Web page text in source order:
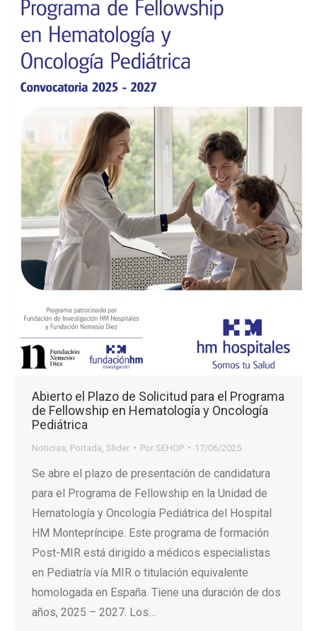
Abierto el Plazo de Solicitud para el Programa
de Fellowship en Hematología y Oncología
Pediátrica
Noticias Portada Slider Por SEHOP 17/06/2025
Se abre el plazo de presentación de candidatura
para el Programa de Fellowship en la Unidad de
Hematología y Oncología Pediátrica del Hospital
HM Montepríncipe. Este programa de formación
Post-MIR está dirigido a médicos especialistas
en Pediatría vía MIR o titulación equivalente
homologada en España. Tiene una duración de dos
años, 2025 – 2027. Los…